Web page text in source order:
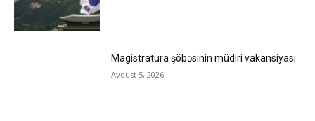
Magistratura şöbəsinin müdiri vakansiyası
Avqust 5, 2026